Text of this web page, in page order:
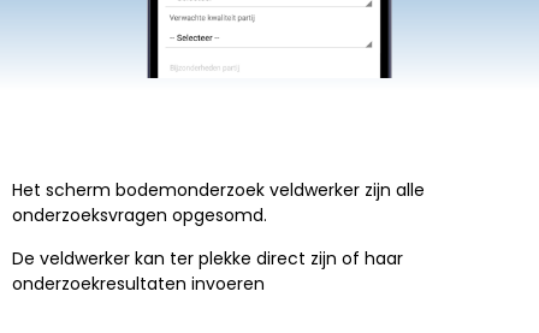
Het scherm bodemonderzoek veldwerker zijn alle
onderzoeksvragen opgesomd.
De veldwerker kan ter plekke direct zijn of haar
onderzoekresultaten invoeren